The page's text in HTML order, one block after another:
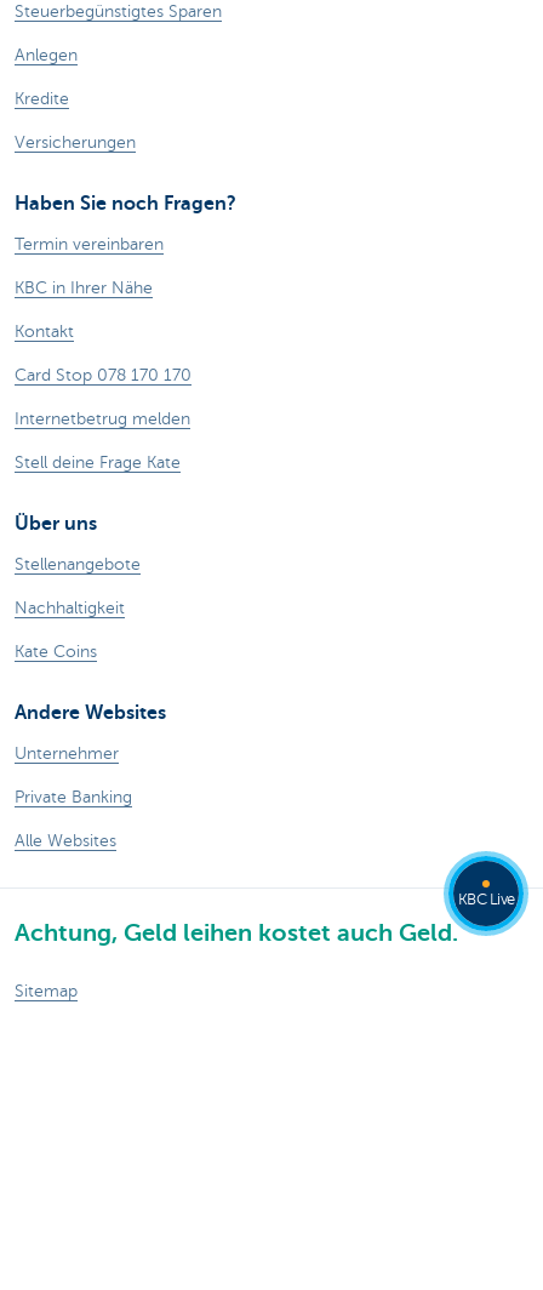
Steuerbegünstigtes Sparen
Anlegen
Kredite
Versicherungen
Haben Sie noch Fragen?
Termin vereinbaren
KBC in Ihrer Nähe
Kontakt
Card Stop 078 170 170
Internetbetrug melden
Stell deine Frage Kate
Über uns
Stellenangebote
Nachhaltigkeit
Kate Coins
Andere Websites
Unternehmer
Private Banking
Alle Websites
Achtung, Geld leihen kostet auch Geld.
Sitemap
KBC Live